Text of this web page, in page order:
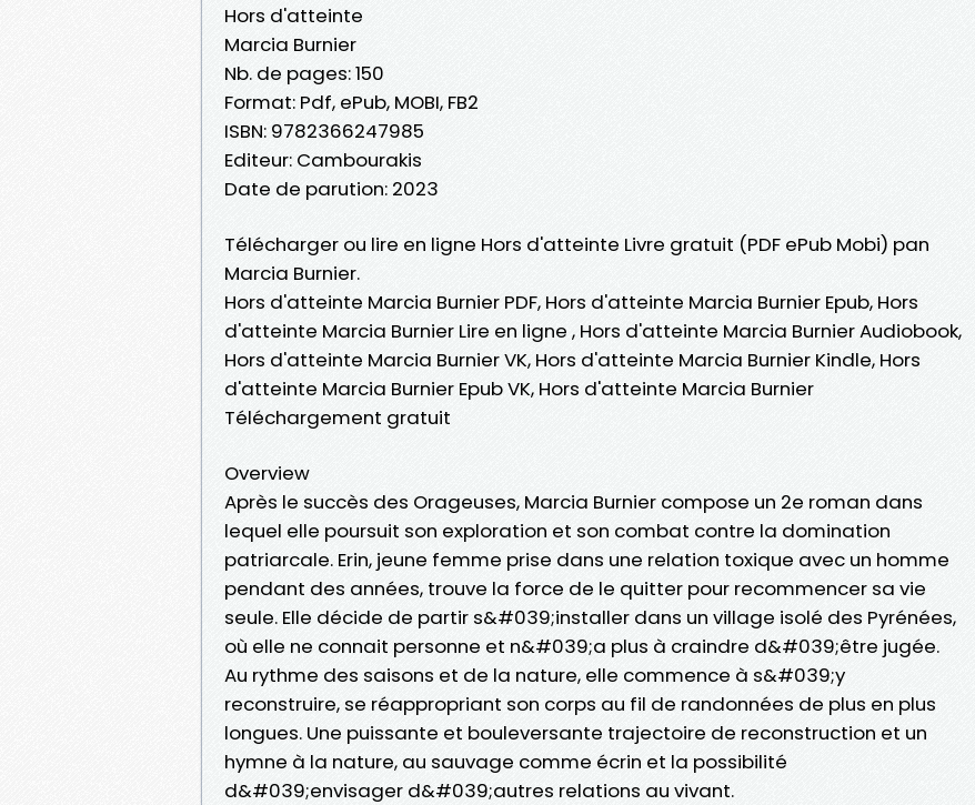
Hors d'atteinte
Marcia Burnier
Nb. de pages: 150
Format: Pdf, ePub, MOBI, FB2
ISBN: 9782366247985
Editeur: Cambourakis
Date de parution: 2023
Télécharger ou lire en ligne Hors d'atteinte Livre gratuit (PDF ePub Mobi) pan
Marcia Burnier.
Hors d'atteinte Marcia Burnier PDF, Hors d'atteinte Marcia Burnier Epub, Hors
d'atteinte Marcia Burnier Lire en ligne , Hors d'atteinte Marcia Burnier Audiobook,
Hors d'atteinte Marcia Burnier VK, Hors d'atteinte Marcia Burnier Kindle, Hors
d'atteinte Marcia Burnier Epub VK, Hors d'atteinte Marcia Burnier
Téléchargement gratuit
Overview
Après le succès des Orageuses, Marcia Burnier compose un 2e roman dans
lequel elle poursuit son exploration et son combat contre la domination
patriarcale. Erin, jeune femme prise dans une relation toxique avec un homme
pendant des années, trouve la force de le quitter pour recommencer sa vie
seule. Elle décide de partir s&#039;installer dans un village isolé des Pyrénées,
où elle ne connait personne et n&#039;a plus à craindre d&#039;être jugée.
Au rythme des saisons et de la nature, elle commence à s&#039;y
reconstruire, se réappropriant son corps au fil de randonnées de plus en plus
longues. Une puissante et bouleversante trajectoire de reconstruction et un
hymne à la nature, au sauvage comme écrin et la possibilité
d&#039;envisager d&#039;autres relations au vivant.